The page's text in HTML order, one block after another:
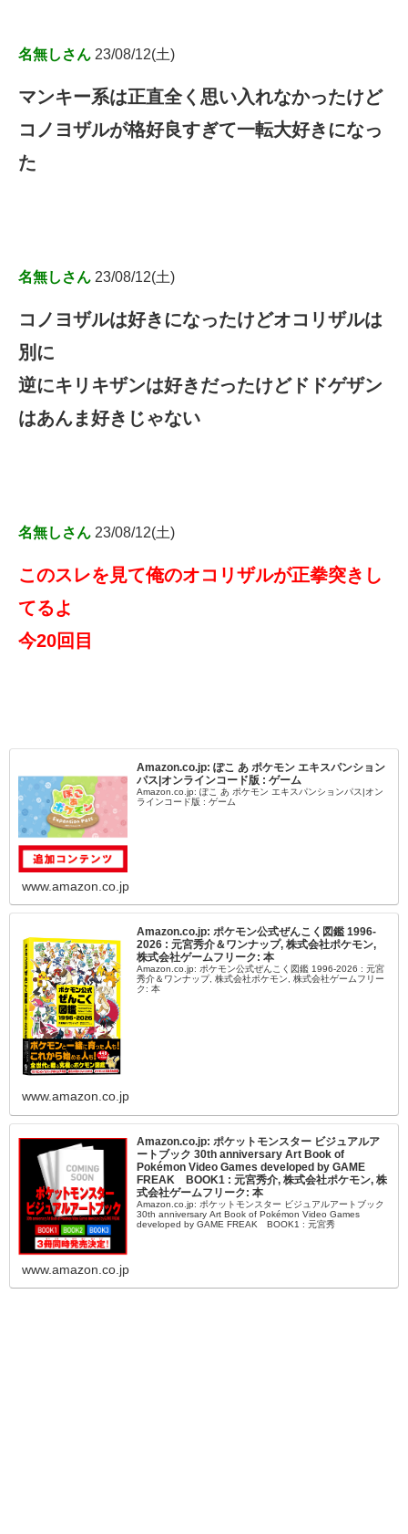
名無しさん 23/08/12(土)
マンキー系は正直全く思い入れなかったけど
コノヨザルが格好良すぎて一転大好きになっ
た
名無しさん 23/08/12(土)
コノヨザルは好きになったけどオコリザルは
別に
逆にキリキザンは好きだったけどドドゲザン
はあんま好きじゃない
名無しさん 23/08/12(土)
このスレを見て俺のオコリザルが正拳突きし
てるよ
今20回目
Amazon.co.jp: ぽこ あ ポケモン エキスパンション
パス|オンラインコード版 : ゲーム
Amazon.co.jp: ぽこ あ ポケモン エキスパンションパス|オン
ラインコード版 : ゲーム
www.amazon.co.jp
Amazon.co.jp: ポケモン公式ぜんこく図鑑 1996-
2026 : 元宮秀介＆ワンナップ, 株式会社ポケモン,
株式会社ゲームフリーク: 本
Amazon.co.jp: ポケモン公式ぜんこく図鑑 1996-2026 : 元宮
秀介＆ワンナップ, 株式会社ポケモン, 株式会社ゲームフリー
ク: 本
www.amazon.co.jp
Amazon.co.jp: ポケットモンスター ビジュアルア
ートブック 30th anniversary Art Book of
Pokémon Video Games developed by GAME
FREAK BOOK1 : 元宮秀介, 株式会社ポケモン, 株
式会社ゲームフリーク: 本
Amazon.co.jp: ポケットモンスター ビジュアルアートブック
30th anniversary Art Book of Pokémon Video Games
developed by GAME FREAK BOOK1 : 元宮秀
www.amazon.co.jp